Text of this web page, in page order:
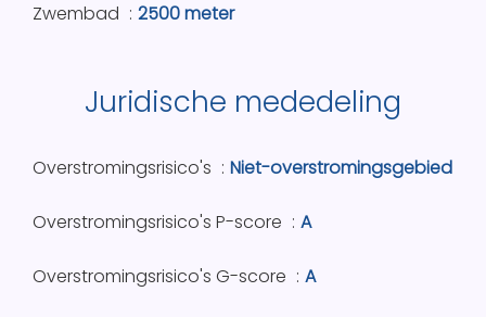
Zwembad 2500 meter
Juridische mededeling
Overstromingsrisico's Niet-overstromingsgebied
Overstromingsrisico's P-score A
Overstromingsrisico's G-score A